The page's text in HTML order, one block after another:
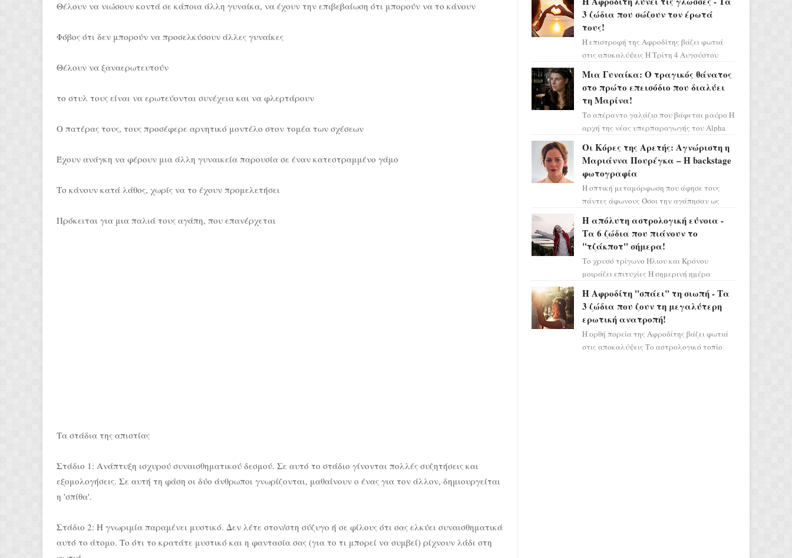
Θέλουν να νιώσουν κοντά σε κάποια άλλη γυναίκα, να έχουν την επιβεβαίωση ότι μπορούν να το κάνουν
Φόβος ότι δεν μπορούν να προσελκύσουν άλλες γυναίκες
Θέλουν να ξαναερωτευτούν
το στυλ τους είναι να ερωτεύονται συνέχεια και να φλερτάρουν
Ο πατέρας τους, τους προσέφερε αρνητικό μοντέλο στον τομέα των σχέσεων
Έχουν ανάγκη να φέρουν μια άλλη γυναικεία παρουσία σε έναν κατεστραμμένο γάμο
Το κάνουν κατά λάθος, χωρίς να το έχουν προμελετήσει
Πρόκειται για μια παλιά τους αγάπη, που επανέρχεται
Τα στάδια της απιστίας
Στάδιο 1: Ανάπτυξη ισχυρού συναισθηματικού δεσμού. Σε αυτό το στάδιο γίνονται πολλές συζητήσεις και
εξομολογήσεις. Σε αυτή τη φάση οι δύο άνθρωποι γνωρίζονται, μαθαίνουν ο ένας για τον άλλον, δημιουργείται
η 'σπίθα'.
Στάδιο 2: Η γνωριμία παραμένει μυστικό. Δεν λέτε στον/στη σύζυγο ή σε φίλους ότι σας ελκύει συναισθηματικά
αυτό το άτομο. Το ότι το κρατάτε μυστικό και η φαντασία σας (για το τι μπορεί να συμβεί) ρίχνουν λάδι στη
3 ζώδια που σώζουν τον έρωτά
τους!
Η επιστροφή της Αφροδίτης βάζει φωτιά
στις αποκαλύψεις Η Τρίτη 4 Αυγούστου
ορόσημο, καθώς η Αφροδίτη πρ...
Μια Γυναίκα: Ο τραγικός θάνατος
στο πρώτο επεισόδιο που διαλύει
τη Μαρίνα!
Το απέραντο γαλάζιο που βάφεται μαύρο Η
αρχή της νέας υπερπαραγωγής του Alpha
πλημμυρισμένο από...
Οι Κόρες της Αρετής: Αγνώριστη η
Μαριάννα Πουρέγκα – H backstage
φωτογραφία
Η οπτική μεταμόρφωση που άφησε τους
πάντες άφωνους Όσοι την αγάπησαν ως
πρέπει τώρα να προετοιμαστο...
Η απόλυτη αστρολογική εύνοια -
Τα 6 ζώδια που πιάνουν το
"τζάκποτ" σήμερα!
Το χρυσό τρίγωνο Ήλιου και Κρόνου
μοιράζει επιτυχίες Η σημερινή ημέρα
αποδεικνύοντας πως η πραγματική
επιτυχί...
Η Αφροδίτη "σπάει" τη σιωπή - Τα
3 ζώδια που ζουν τη μεγαλύτερη
ερωτική ανατροπή!
Η ορθή πορεία της Αφροδίτης βάζει φωτιά
στις αποκαλύψεις Το αστρολογικό τοπίο